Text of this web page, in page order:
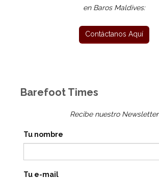
en Baros Maldives:
Barefoot Times
Recibe nuestro Newsletter
Tu nombre
Tu e-mail